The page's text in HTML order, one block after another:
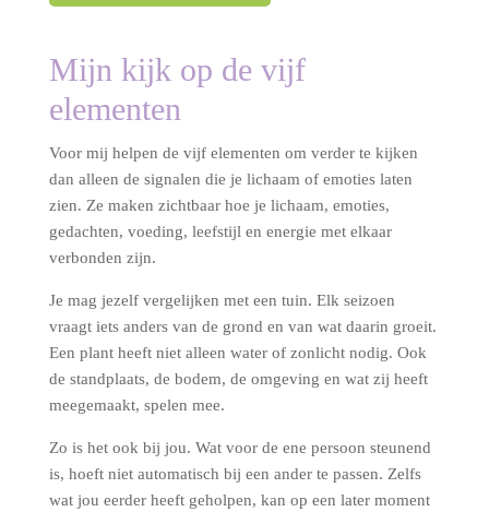
Mijn kijk op de vijf
elementen
Voor mij helpen de vijf elementen om verder te kijken
dan alleen de signalen die je lichaam of emoties laten
zien. Ze maken zichtbaar hoe je lichaam, emoties,
gedachten, voeding, leefstijl en energie met elkaar
verbonden zijn.
Je mag jezelf vergelijken met een tuin. Elk seizoen
vraagt iets anders van de grond en van wat daarin groeit.
Een plant heeft niet alleen water of zonlicht nodig. Ook
de standplaats, de bodem, de omgeving en wat zij heeft
meegemaakt, spelen mee.
Zo is het ook bij jou. Wat voor de ene persoon steunend
is, hoeft niet automatisch bij een ander te passen. Zelfs
wat jou eerder heeft geholpen, kan op een later moment